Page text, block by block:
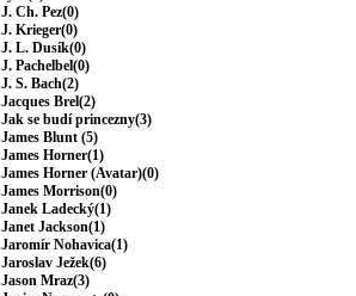
J. Ch. Pez(0)
J. Krieger(0)
J. L. Dusík(0)
J. Pachelbel(0)
J. S. Bach(2)
Jacques Brel(2)
Jak se budí princezny(3)
James Blunt (5)
James Horner(1)
James Horner (Avatar)(0)
James Morrison(0)
Janek Ladecký(1)
Janet Jackson(1)
Jaromír Nohavica(1)
Jaroslav Ježek(6)
Jason Mraz(3)